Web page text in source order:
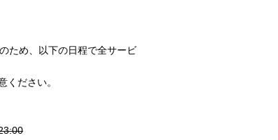
ため、以下の日程で全サービ
ください。